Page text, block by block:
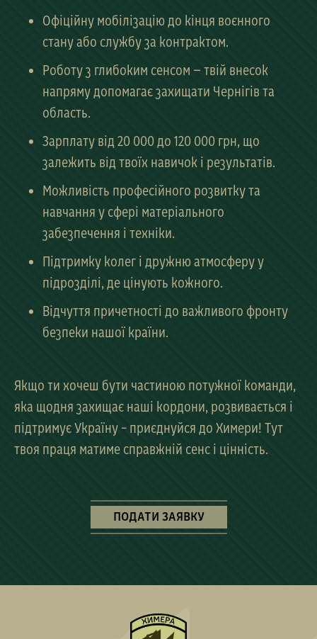
Офіційну мобілізацію до кінця воєнного
стану або службу за контрактом.
Роботу з глибоким сенсом — твій внесок
напряму допомагає захищати Чернігів та
область.
Зарплату від 20 000 до 120 000 грн, що
залежить від твоїх навичок і результатів.
Можливість професійного розвитку та
навчання у сфері матеріального
забезпечення і техніки.
Підтримку колег і дружню атмосферу у
підрозділі, де цінують кожного.
Відчуття причетності до важливого фронту
безпеки нашої країни.
Якщо ти хочеш бути частиною потужної команди,
яка щодня захищає наші кордони, розвивається і
підтримує Україну – приєднуйся до Химери! Тут
твоя праця матиме справжній сенс і цінність.
ПОДАТИ ЗАЯВКУ